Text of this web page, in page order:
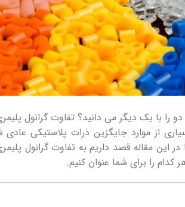
با یک دیگر می دانید؟ تفاوت گرانول
از موارد جایگزین ذرات پلاستیکی عادی
مقاله قصد داریم به تفاوت گرانول
را برای شما عنوان کنیم.